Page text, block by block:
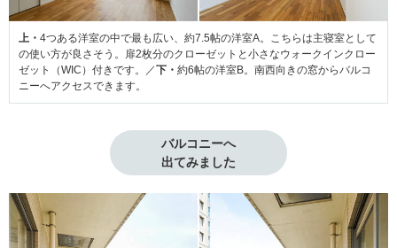
上・ 4つある洋室の中で最も広い、約7.5帖の洋室A。こちらは主寝室として
の使い方が良さそう。扉2枚分のクローゼットと小さなウォークインクロー
ゼット（WIC）付きです。／下・ 約6帖の洋室B。南西向きの窓からバルコ
ニーへアクセスできます。
バルコニーへ
出てみました